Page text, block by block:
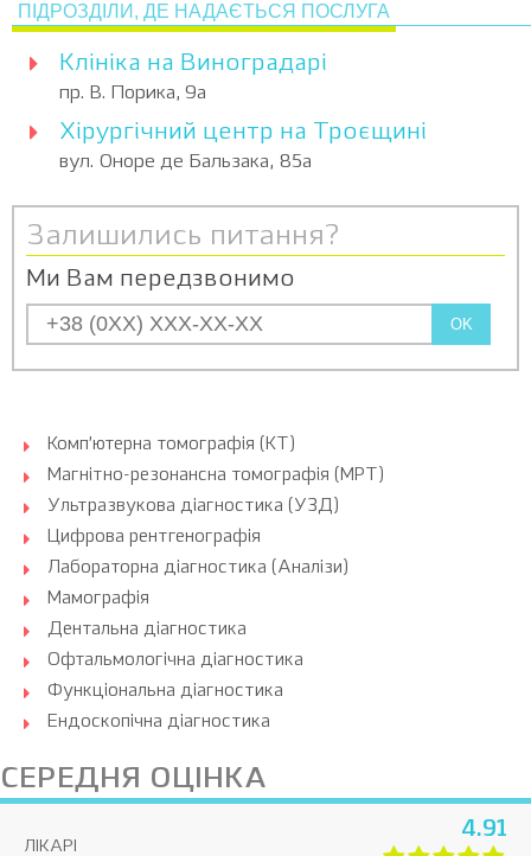
ПІДРОЗДІЛИ, ДЕ НАДАЄТЬСЯ ПОСЛУГА
Клініка на Виноградарі
пр. В. Порика, 9а
Хірургічний центр на Троєщині
вул. Оноре де Бальзака, 85а
Залишились питання?
Ми Вам передзвонимо
OK
Комп’ютерна томографія (КТ)
Магнітно-резонансна томографія (МРТ)
Ультразвукова діагностика (УЗД)
Цифрова рентгенографія
Лабораторна діагностика (Аналізи)
Мамографія
Дентальна діагностика
Офтальмологічна діагностика
Функціональна діагностика
Ендоскопічна діагностика
СЕРЕДНЯ ОЦІНКА
ЛІКАРІ
4.91